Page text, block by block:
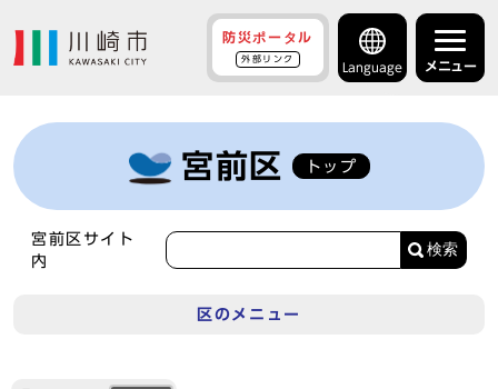
防災ポータル
外部リンク
Language メニュー
宮前区 トップ
宮前区サイト
内
検索
区のメニュー